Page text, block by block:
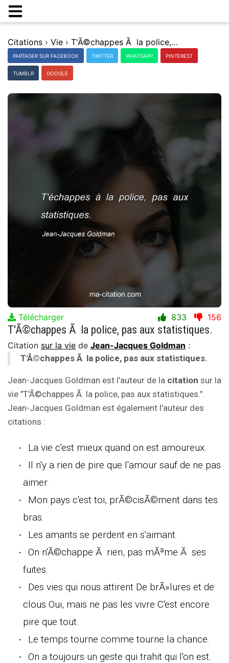
Citations › Vie › T'Ã©chappes Ã la police, pas aux statistiques.
PARTAGER SUR FACEBOOK TWITTER WHATSAPP PINTEREST
TUMBLR GOOGLE
Télécharger 833 156
T'Ã©chappes Ã la police, pas aux statistiques.
Citation sur la vie de Jean-Jacques Goldman :
T'Ã©chappes Ã la police, pas aux statistiques.
Jean-Jacques Goldman est l'auteur de la citation sur la
vie "T'Ã©chappes Ã la police, pas aux statistiques.".
Jean-Jacques Goldman est également l'auteur des
citations :
La vie c'est mieux quand on est amoureux.
Il n'y a rien de pire que l'amour sauf de ne pas
aimer.
Mon pays c'est toi, prÃ©cisÃ©ment dans tes
bras.
Les amants se perdent en s'aimant.
On n'Ã©chappe Ã rien, pas mÃªme Ã ses
fuites.
Des vies qui nous attirent De brÃ»lures et de
clous Oui, mais ne pas les vivre C'est encore
pire que tout.
Le temps tourne comme tourne la chance.
On a toujours un geste qui trahit qui l'on est.